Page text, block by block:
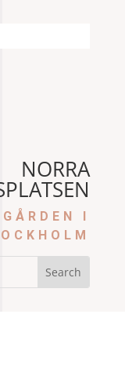
NORRA
I